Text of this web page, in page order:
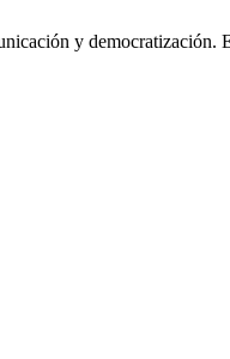
y democratización.